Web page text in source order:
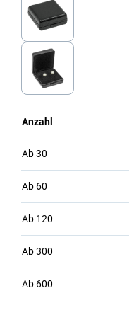
Anzahl
Ab30
Ab 60
Ab 120
Ab300
Ab 600